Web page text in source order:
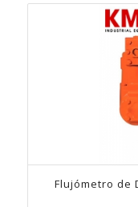
Flujómetro de